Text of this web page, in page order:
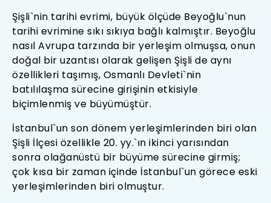
Şişli`nin tarihi evrimi, büyük ölçüde Beyoğlu`nun
tarihi evrimine sıkı sıkıya bağlı kalmıştır. Beyoğlu
nasıl Avrupa tarzında bir yerleşim olmuşsa, onun
doğal bir uzantısı olarak gelişen Şişli de aynı
özellikleri taşımış, Osmanlı Devleti`nin
batılılaşma sürecine girişinin etkisiyle
biçimlenmiş ve büyümüştür.
İstanbul`un son dönem yerleşimlerinden biri olan
Şişli İlçesi özellikle 20. yy.`ın ikinci yarısından
sonra olağanüstü bir büyüme sürecine girmiş;
çok kısa bir zaman içinde İstanbul`un görece eski
yerleşimlerinden biri olmuştur.